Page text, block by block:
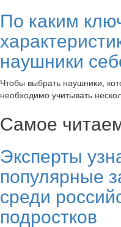
По каким
наушники
Чтобы выбрать наушники,
необходимо учитывать
Самое
Эксперты
популярные
среди
подростков